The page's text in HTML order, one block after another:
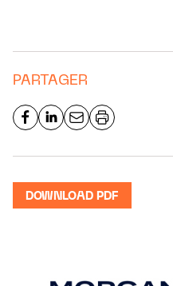
PARTAGER
DOWNLOAD PDF